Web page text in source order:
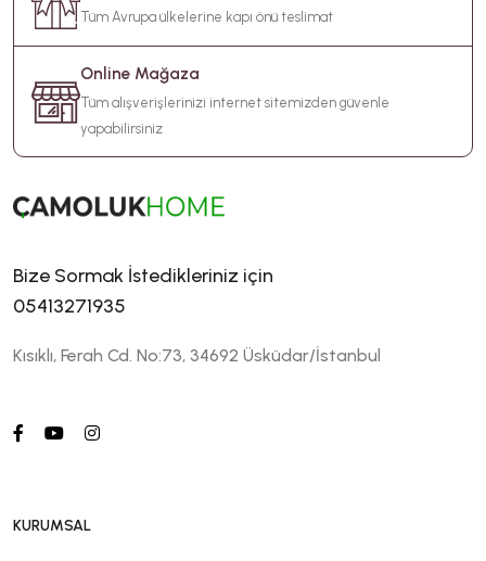
Tüm Avrupa ülkelerine kapı önü teslimat
Online Mağaza
Tüm alışverişlerinizi internet sitemizden güvenle
yapabilirsiniz
Bize Sormak İstedikleriniz için
05413271935
Kısıklı, Ferah Cd. No:73, 34692 Üsküdar/İstanbul
KURUMSAL